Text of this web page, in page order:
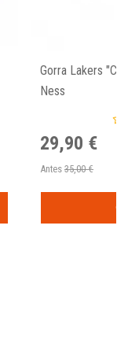
Gorra Lakers
Ness
29,90 €
Antes 35,00 €